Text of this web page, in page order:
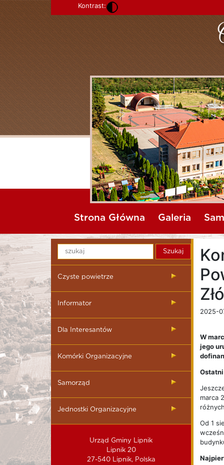
Kontrast:
Strona Główna Galeria
Czyste powietrze
Informator
Dla Interesantów
Komórki Organizacyjne
Samorząd
Jednostki Organizacyjne
Urząd Gminy Lipnik
Lipnik 20
27-540 Lipnik, Polska
2025-
W
jego
marca
Od 1